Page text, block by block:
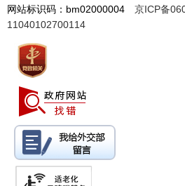
网站标识码：bm02000004 京ICP备
11040102700114